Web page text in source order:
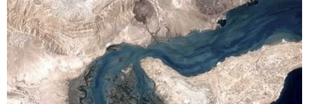
21/06/2024 01:48
Các công ty Trung Quốc đang phát triển thế hệ búp bê
tình dục mới, được hỗ trợ bởi AI và trang bị cảm biến,
có thể phản ứng bằng cả chuyển động và lời nói giúp
nâng cao đáng kể trải nghiệm người dùng.